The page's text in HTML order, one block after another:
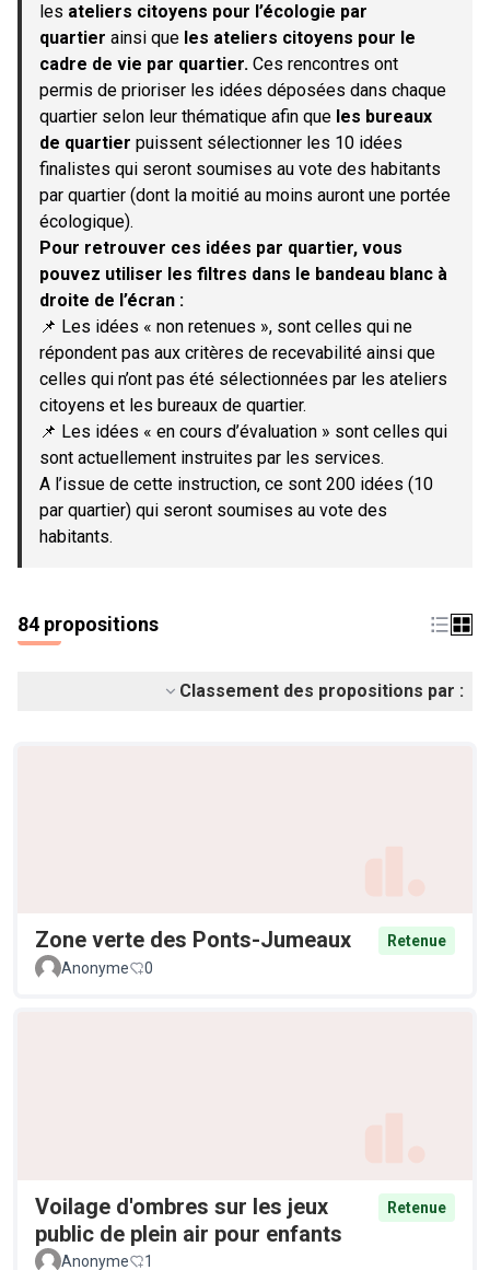
les ateliers citoyens pour l’écologie par
quartier ainsi que les ateliers citoyens pour le
cadre de vie par quartier. Ces rencontres ont
permis de prioriser les idées déposées dans chaque
quartier selon leur thématique afin que les bureaux
de quartier puissent sélectionner les 10 idées
finalistes qui seront soumises au vote des habitants
par quartier (dont la moitié au moins auront une portée
écologique).
Pour retrouver ces idées par quartier, vous
pouvez utiliser les filtres dans le bandeau blanc à
droite de l’écran :
📌 Les idées « non retenues », sont celles qui ne
répondent pas aux critères de recevabilité ainsi que
celles qui n’ont pas été sélectionnées par les ateliers
citoyens et les bureaux de quartier.
📌 Les idées « en cours d’évaluation » sont celles qui
sont actuellement instruites par les services.
A l’issue de cette instruction, ce sont 200 idées (10
par quartier) qui seront soumises au vote des
habitants.
84 propositions
Classement des propositions par :
Zone verte des Ponts-Jumeaux
Retenue
Anonyme
0
Voilage d'ombres sur les jeux
public de plein air pour enfants
Retenue
Anonyme 1